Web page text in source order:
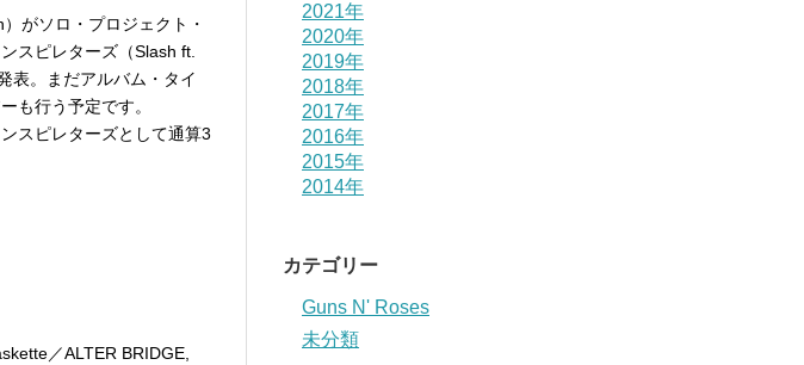
がソロ・プロジェクト・
スピレターズ（Slash ft.
表。まだアルバム・タイ
も行う予定です。
スピレターズとして通算3
／ALTER BRIDGE,
2021年
2020年
2019年
2018年
2017年
2016年
2015年
2014年
カテゴリー
Guns N' Roses
未分類